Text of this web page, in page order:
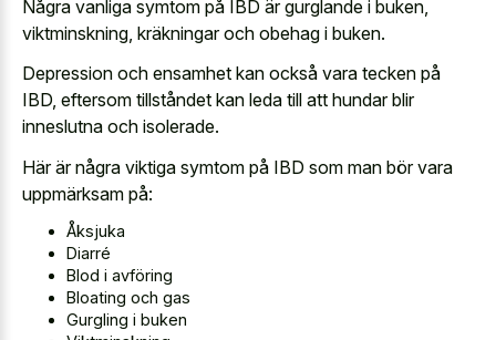
Några vanliga symtom på IBD är gurglande i buken,
viktminskning, kräkningar och obehag i buken.
Depression och ensamhet kan också vara tecken på
IBD, eftersom tillståndet kan leda till att hundar blir
inneslutna och isolerade.
Här är några viktiga symtom på IBD som man bör vara
uppmärksam på:
Åksjuka
Diarré
Blod i avföring
Bloating och gas
Gurgling i buken